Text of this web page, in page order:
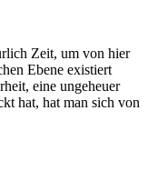
Zeit, um von hier
Ebene existiert
eine ungeheuer
hat, hat man sich von